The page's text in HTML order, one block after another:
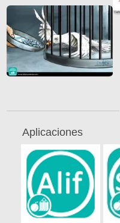
Aplicaciones